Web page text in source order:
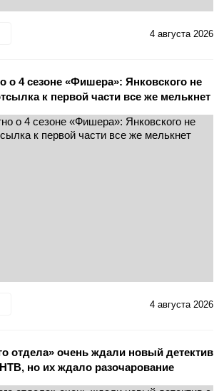
4 августа 2026
о 4 сезоне «Фишера»: Янковского не
к первой части все же мелькнет
4 августа 2026
отдела» очень ждали новый детектив
но их ждало разочарование